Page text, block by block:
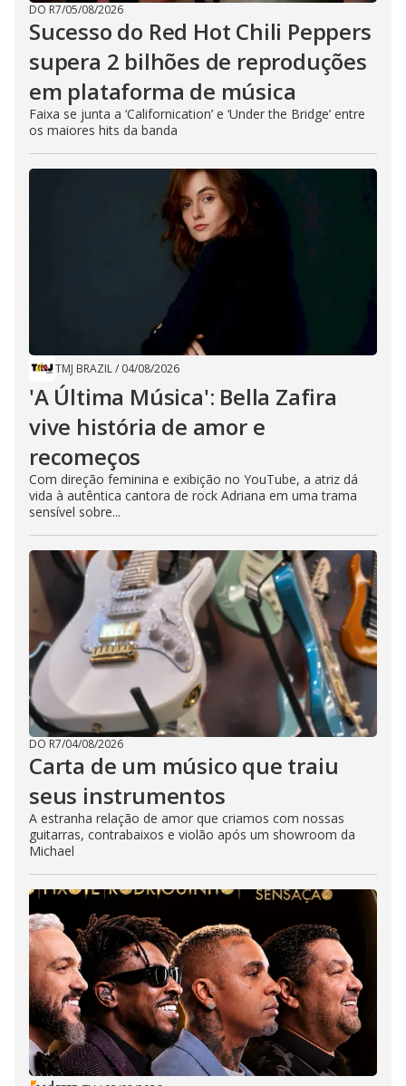
DO R7/05/08/2026
Sucesso do Red Hot Chili Peppers
supera 2 bilhões de reproduções
em plataforma de música
Faixa se junta a ‘Californication’ e ‘Under the Bridge’ entre
os maiores hits da banda
TMJ BRAZIL/ 04/08/2026
'A Última Música': Bella Zafira
vive história de amor e
recomeços
Com direção feminina e exibição no YouTube, a atriz dá
vida à autêntica cantora de rock Adriana em uma trama
sensível sobre...
DO R7/04/08/2026
Carta de um músico que traiu
seus instrumentos
A estranha relação de amor que criamos com nossas
guitarras, contrabaixos e violão após um showroom da
Michael